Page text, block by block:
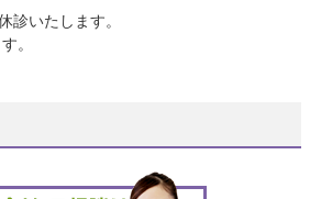
診いたします。
。